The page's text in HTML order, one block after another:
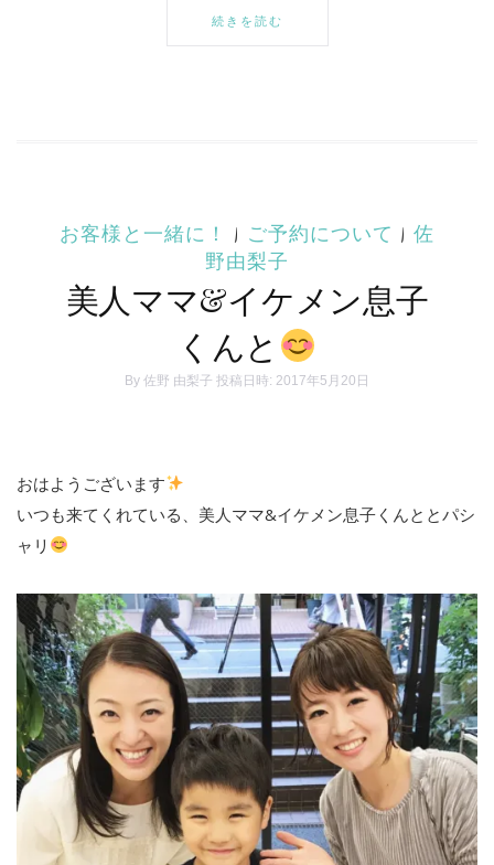
続きを読む
お客様と一緒に！ | ご予約について | 佐
野由梨子
美人ママ&イケメン息子
くんと
By 佐野 由梨子 投稿日時: 2017年5月20日
おはようございます
いつも来てくれている、美人ママ&イケメン息子くんととパシ
ャリ